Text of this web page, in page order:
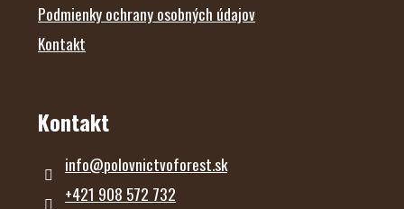
Podmienky ochrany osobných údajov
Kontakt
Kontakt
info@polovnictvoforest.sk
+421 908 572 732